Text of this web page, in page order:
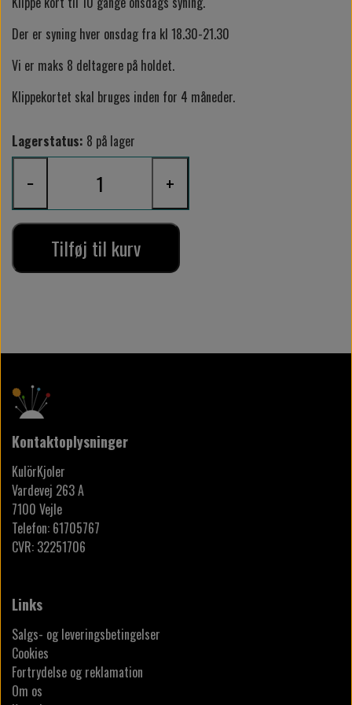
Der er syning hver onsdag fra kl 18.30-21.30
Vi er maks 8 deltagere på holdet.
Klippekortet skal bruges inden for 4 måneder.
Lagerstatus: 8 på lager
− +
Tilføj til kurv
Kontaktoplysninger
KulörKjoler
Vardevej 263 A
7100 Vejle
Telefon: 61705767
CVR: 32251706
Links
Salgs- og leveringsbetingelser
Cookies
Fortrydelse og reklamation
Om os